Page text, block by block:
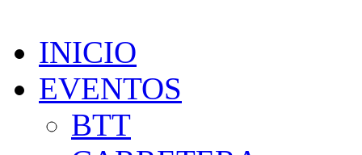
INICIO
EVENTOS
BTT